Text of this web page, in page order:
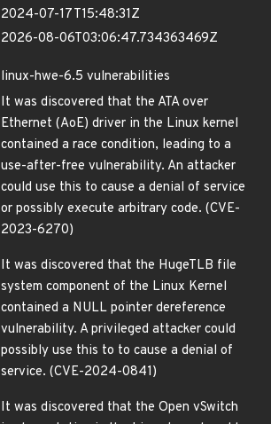
2024-07-17T15:48:31Z
2026-08-06T03:06:47.734363469Z
linux-hwe-6.5 vulnerabilities
It was discovered that the ATA over
Ethernet (AoE) driver in the Linux kernel
contained a race condition, leading to a
use-after-free vulnerability. An attacker
could use this to cause a denial of service
or possibly execute arbitrary code. (CVE-
2023-6270)
It was discovered that the HugeTLB file
system component of the Linux Kernel
contained a NULL pointer dereference
vulnerability. A privileged attacker could
possibly use this to to cause a denial of
service. (CVE-2024-0841)
It was discovered that the Open vSwitch